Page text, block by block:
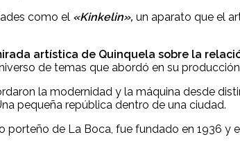
como el «Kinkelin», un aparato que el
artística de Quinquela sobre la
de temas que abordó en su
la modernidad y la máquina desde
pequeña república dentro de una ciudad.
porteño de La Boca, fue fundado en 1936